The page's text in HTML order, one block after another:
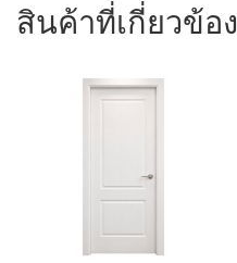
สินค้าที่เกี่ยวข้อง